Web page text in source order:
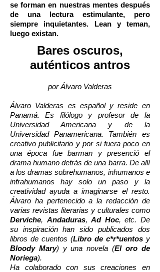
se forman en nuestras mentes después
de una lectura estimulante, pero
siempre inquietantes. Lean y teman,
luego existan.
Bares oscuros,
auténticos antros
por Álvaro Valderas
Álvaro Valderas es español y reside en
Panamá. Es filólogo y profesor de la
Universidad Americana y de la
Universidad Panamericana. También es
creativo publicitario y por si fuera poco en
una época fue barman y presenció el
drama humano detrás de una barra. De allí
a los dramas sobrehumanos, inhumanos e
infrahumanos hay solo un paso y la
creatividad ayuda a imaginarse el resto.
Álvaro ha pertenecido a la redacción de
varias revistas literarias y culturales como
Derviche, Andaduras,Ad Hoc, etc. De
su inspiración han sido publicados dos
libros de cuentos (Libro de c*r*uentosy
Bloody Mary) y una novela (El oro de
Noriega).
Ha colaborado con sus creaciones en